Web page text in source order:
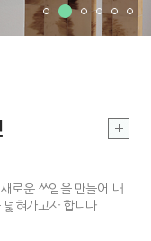
시킴으로 공예 커뮤니티
를 가지고 있는 장인 한
을 함께하는 후원 사업
로운 쓰임을 만들어 내
혀가고자 합니다.